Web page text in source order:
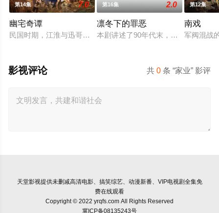
第14集 7.0
幽宅奇谭
民国时期，江淮与迅哥组成说书班子，偶遇“白天人住屋，晚上
第16集 2.0
凛冬下的罪恶
本剧讲述了90年代末，怒河市刑侦支
第12集
南戏
军阀混战
共0 条 “家业” 影评
影视评论
天堂影视提供未删减高清电影、搞笑综艺、动漫新番、VIP电视剧全集免
费在线观看
Copyright © 2022 yrqfs.com All Rights Reserved
冀ICP备08135243号